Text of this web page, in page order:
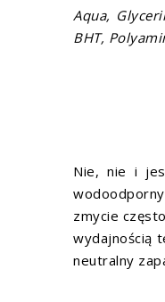
Aqua,
BHT,
Nie, nie i
zmycie
wydajnością
neutralny